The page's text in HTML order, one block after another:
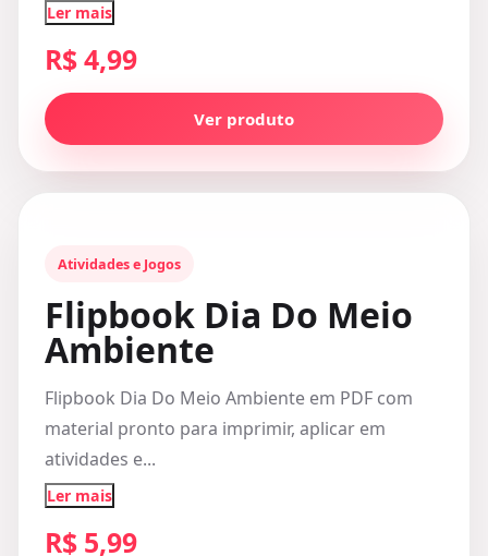
Ler mais
R$ 4,99
Ver produto
Atividades e Jogos
Flipbook Dia Do Meio
Ambiente
Flipbook Dia Do Meio Ambiente em PDF com
material pronto para imprimir, aplicar em
atividades e...
Ler mais
R$ 5,99